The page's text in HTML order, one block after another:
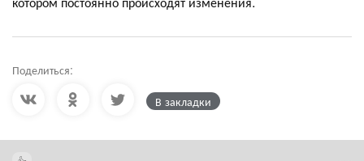
Поделиться:
В закладки